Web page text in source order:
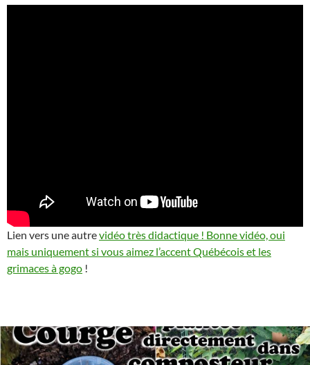
Lien vers une autrevidéo très didactique ! Bonne vidéo, oui
mais uniquement si vous aimez l’accent Québécois et les
grimaces à gogo !